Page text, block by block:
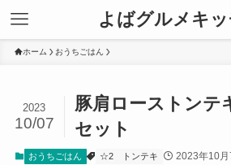
よばグルメキ
ホーム おうちごはん
豚肩ローストンテ
セット
2023
10/07
おうちごはん ☆2 トンテキ 2023年10月